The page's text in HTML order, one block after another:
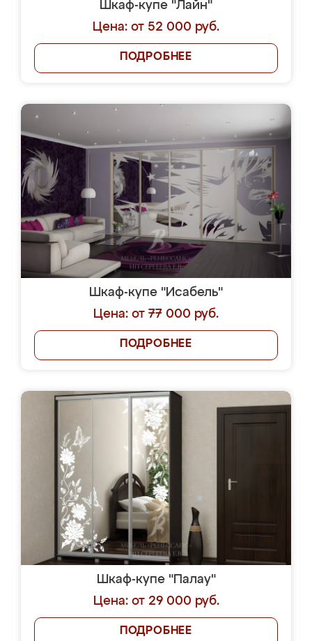
Шкаф-купе "Лайн"
Цена: от 52 000 руб.
ПОДРОБНЕЕ
Шкаф-купе "Исабель"
Цена: от 77 000 руб.
ПОДРОБНЕЕ
Шкаф-купе "Палау"
Цена: от 29 000 руб.
ПОДРОБНЕЕ